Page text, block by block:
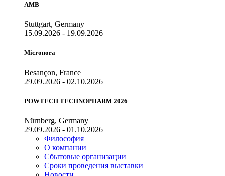
AMB
Stuttgart, Germany
15.09.2026 - 19.09.2026
Micronora
Besançon, France
29.09.2026 - 02.10.2026
POWTECH TECHNOPHARM 2026
Nürnberg, Germany
29.09.2026 - 01.10.2026
Философия
О компании
Сбытовые организации
Сроки проведения выставки